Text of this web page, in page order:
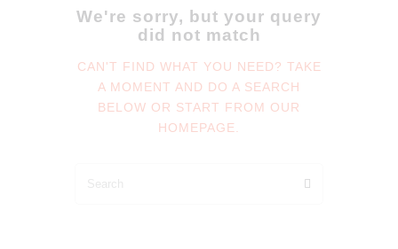
We're sorry, but your query
did not match
CAN'T FIND WHAT YOU NEED? TAKE
A MOMENT AND DO A SEARCH
BELOW OR START FROM OUR
HOMEPAGE.